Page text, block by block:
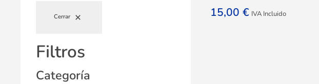
15,00€ IVA Incluido
Cerrar
Filtros
Categoría